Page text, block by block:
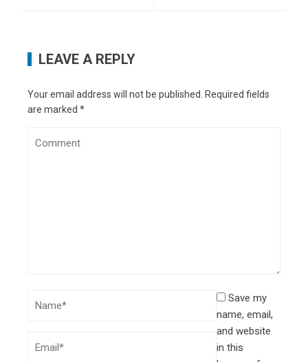
LEAVE A REPLY
Your email address will not be published.
Required fields
are marked *
Save my
name, email,
and website
in this